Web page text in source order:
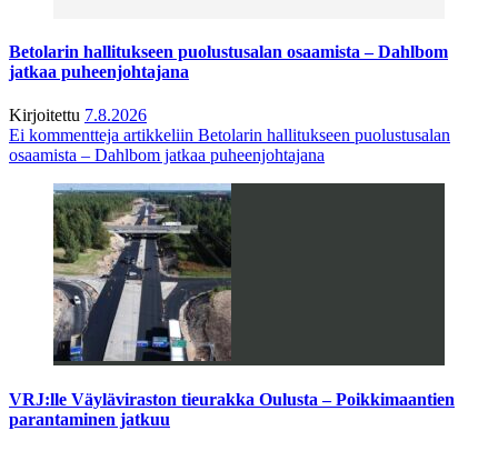
Betolarin hallitukseen puolustusalan osaamista – Dahlbom
jatkaa puheenjohtajana
Kirjoitettu 7.8.2026
Ei kommentteja artikkeliin Betolarin hallitukseen puolustusalan
osaamista – Dahlbom jatkaa puheenjohtajana
VRJ:lle Väyläviraston tieurakka Oulusta – Poikkimaantien
parantaminen jatkuu